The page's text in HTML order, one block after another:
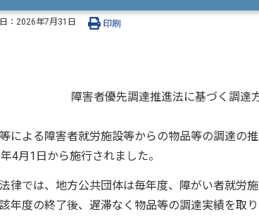
： 2026年7月31日 印刷
障害者優先調達推進法に基づく調達
による障害者就労施設等からの物品等の調達の
4月1日から施行されました。
律では、地方公共団体は毎年度、障がい者就労
年度の終了後、遅滞なく物品等の調達実績を取